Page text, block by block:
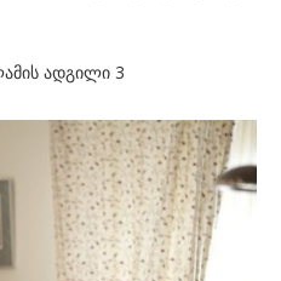
ადგილი 3